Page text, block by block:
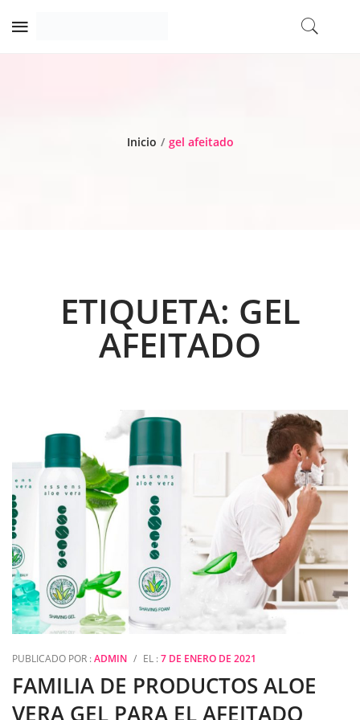
Inicio / gel afeitado
ETIQUETA: GEL
AFEITADO
PUBLICADO POR :ADMIN / EL :7 DE ENERO DE 2021
FAMILIA DE PRODUCTOS ALOE
VERA GEL PARA EL AFEITADO